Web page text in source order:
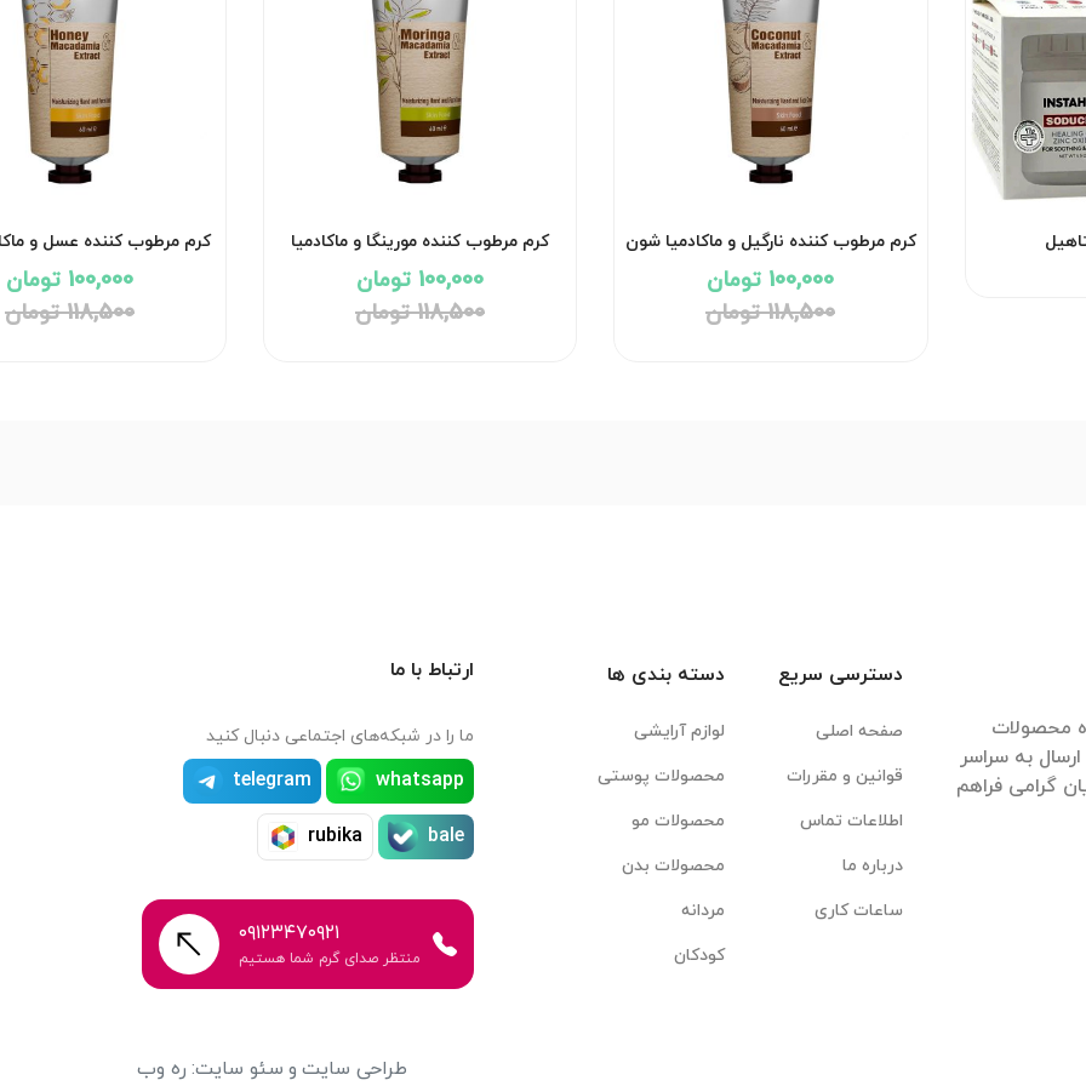
کرم مرطوب کننده نارگیل و ماکادمیا شون
100,000 تومان
118,500 تومان
کرم مرطوب کننده مورینگا و ماکادمیا
شون100,000 تومان
118,500 تومان
کرم مرطوب کننده عسل و
100,000 تومان
118,500 تومان
محصولات
به سراسر
گرامی فراهم
دسترسی سریع
صفحه اصلی
قوانین و مقررات
اطلاعات تماس
درباره ما
ساعات کاری
دسته بندی ها
لوازم آرایشی
محصولات پوستی
محصولات مو
محصولات بدن
مردانه
کودکان
ارتباط با ما
ما را در شبکه‌های اجتماعی دنبال کنید
whatsapp
telegram
bale
rubika
۰۹۱۲۳۴۷۰۹۲۱
منتظر صدای گرم شما هستیم
طراحی سایت و سئو سایت: ره وب